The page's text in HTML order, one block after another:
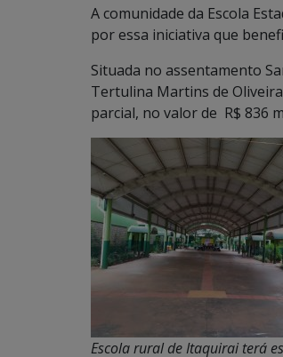
A comunidade da Escola
por essa iniciativa que
Situada no assentamento
Tertulina Martins de
parcial, no valor de R$ 836
Escola rural de Itaquirai terá